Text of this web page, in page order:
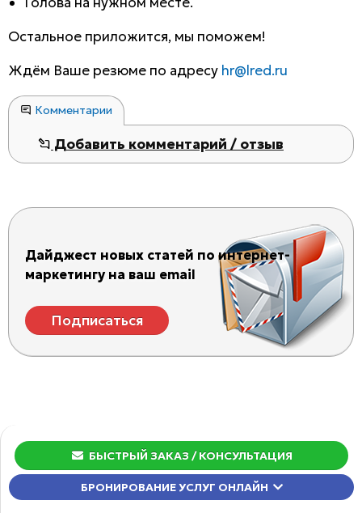
Остальное приложится, мы поможем!
Ждём Ваше резюме по адресу hr@lred.ru
Комментарии
Добавить комментарий / отзыв
Дайджест новых статей по интернет-
маркетингу на ваш email
Подписаться
БЫСТРЫЙ ЗАКАЗ / КОНСУЛЬТАЦИЯ
БРОНИРОВАНИЕ УСЛУГ ОНЛАЙН